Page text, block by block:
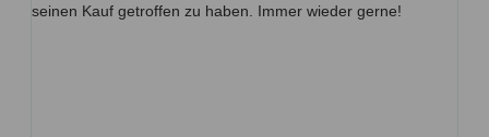
seinen Kauf getroffen zu haben. Immer wieder gerne!